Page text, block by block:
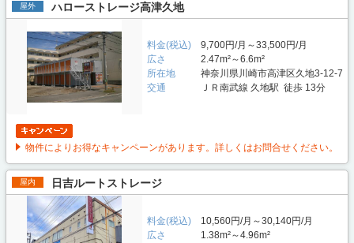
屋外 ハローストレージ高津久地
料金(税込)
9,700円/月～33,500円/月
広さ
2.47m²～6.6m²
所在地
神奈川県川崎市高津区久地3-12-7
交通
ＪＲ南武線 久地駅 徒歩 13分
物件によりお得なキャンペーンがあります。詳しくはお問合せください。
屋内 日吉ルートストレージ
料金(税込)
10,560円/月～30,140円/月
広さ
1.38m²～4.96m²